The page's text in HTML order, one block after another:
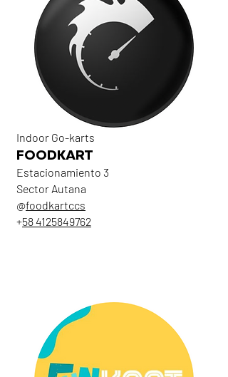
Indoor Go-karts
FOODKART
Estacionamiento 3
Sector Autana
@foodkartccs
+58 4125849762